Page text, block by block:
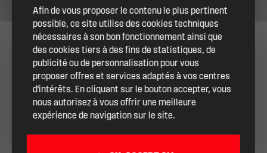
Afin de vous proposer le contenu le plus pertinent
possible, ce site utilise des cookies techniques
nécessaires à son bon fonctionnement ainsi que
des cookies tiers à des fins de statistiques, de
publicité ou de personnalisation pour vous
proposer offres et services adaptés à vos centres
d'intérêts. En cliquant sur le bouton accepter, vous
nous autorisez à vous offrir une meilleure
expérience de navigation sur le site.